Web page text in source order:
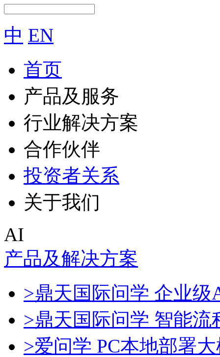
中 EN
首页
产品及服务
行业解决方案
合作伙伴
投资者关系
关于我们
AI
产品及解决方案
>鼎天国际问学 企业级
>鼎天国际问学 智能流
>爱问学 PC本地部署